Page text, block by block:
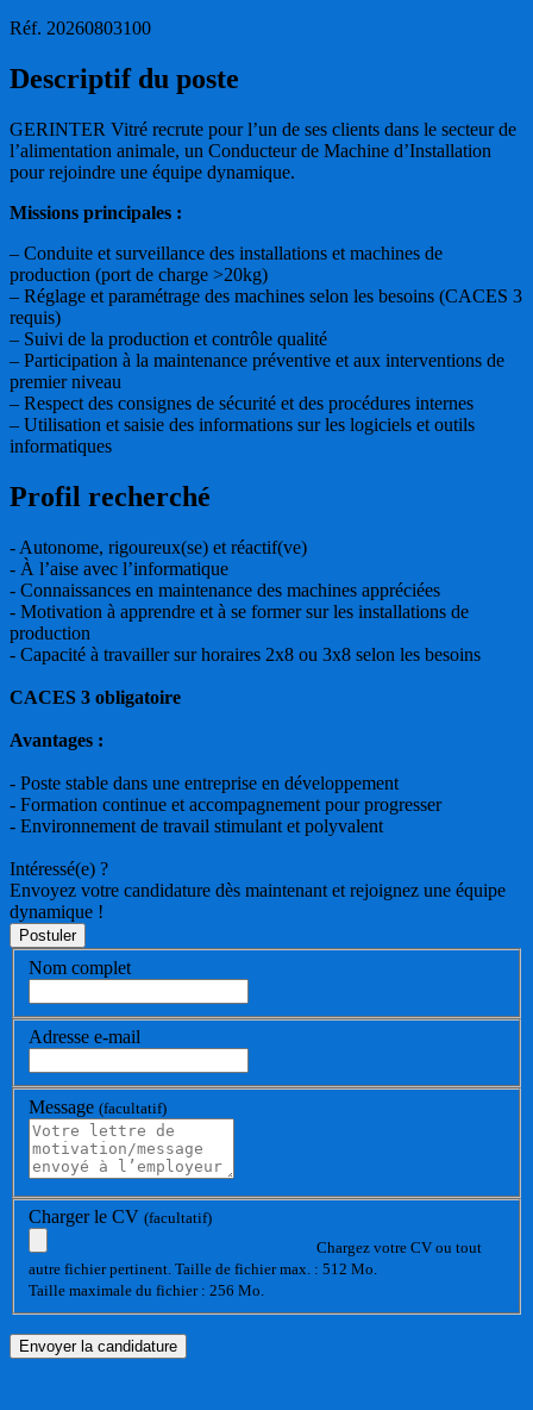
Réf. 20260803100
Descriptif du poste
GERINTER Vitré recrute pour l’un de ses clients dans le secteur de
l’alimentation animale, un Conducteur de Machine d’Installation
pour rejoindre une équipe dynamique.
Missions principales :
– Conduite et surveillance des installations et machines de
production (port de charge >20kg)
– Réglage et paramétrage des machines selon les besoins (CACES 3
requis)
– Suivi de la production et contrôle qualité
– Participation à la maintenance préventive et aux interventions de
premier niveau
– Respect des consignes de sécurité et des procédures internes
– Utilisation et saisie des informations sur les logiciels et outils
informatiques
Profil recherché
- Autonome, rigoureux(se) et réactif(ve)
- À l’aise avec l’informatique
- Connaissances en maintenance des machines appréciées
- Motivation à apprendre et à se former sur les installations de
production
- Capacité à travailler sur horaires 2x8 ou 3x8 selon les besoins
CACES 3 obligatoire
Avantages :
- Poste stable dans une entreprise en développement
- Formation continue et accompagnement pour progresser
- Environnement de travail stimulant et polyvalent
Intéressé(e) ?
Envoyez votre candidature dès maintenant et rejoignez une équipe
dynamique !
Nom complet
Adresse e-mail
Message (facultatif)
Charger le CV (facultatif)
Chargez votre CV ou tout
autre fichier pertinent. Taille de fichier max. : 512 Mo.
Taille maximale du fichier : 256 Mo.